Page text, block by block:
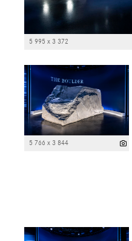
5 995 x 3 372
5 766 x 3 844